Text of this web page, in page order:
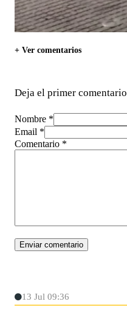
+ Ver comentarios
Deja el primer comentario
Nombre *
Email *
Comentario *
13 Jul 09:36